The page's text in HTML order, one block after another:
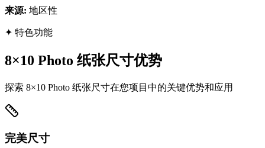
来源: 地区性
✦ 特色功能
8×10 Photo 纸张尺寸优势
探索 8×10 Photo 纸张尺寸在您项目中的关键优势和应用
完美尺寸